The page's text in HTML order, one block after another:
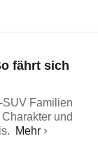
fährt sich
SUV Familien
und
Mehr